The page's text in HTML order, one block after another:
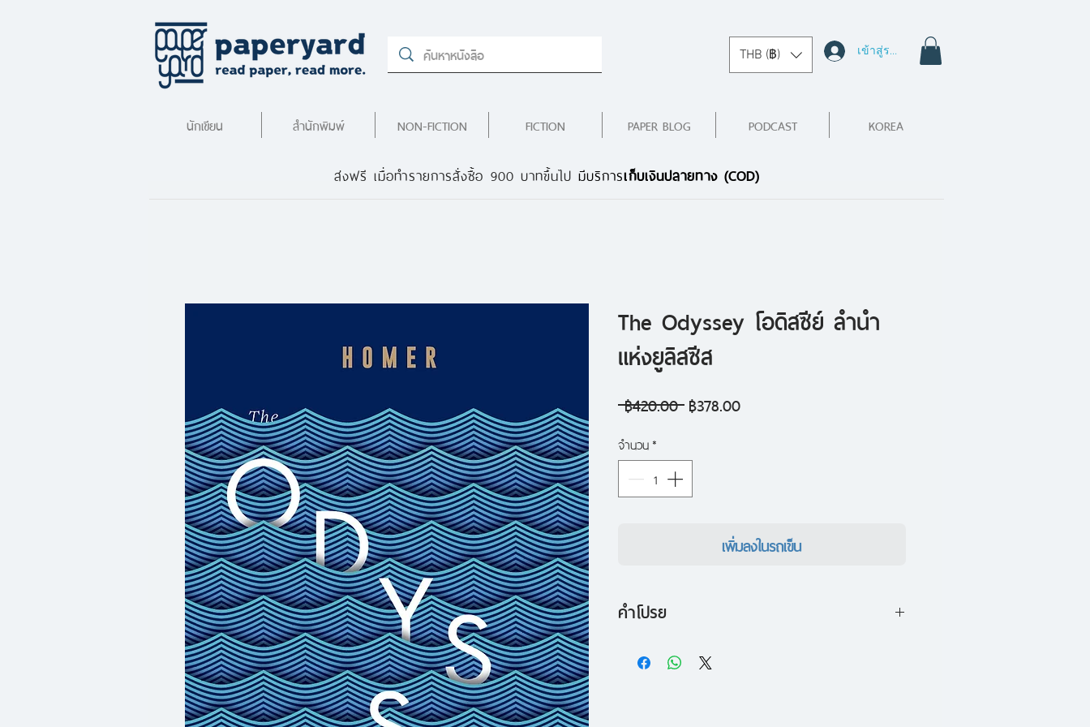
THB (฿) เข้าสู่ระบบ
นักเขียน สำนักพิมพ์ NON-FICTION FICTION PAPER BLOG PODCAST KOREA
The Odyssey โอดิสซีย์ ลำนำ
แห่งยูลิสซีส
฿420.00 ราคา
฿378.00ราคา
จำนวน*
เพิ่มลงในรถเข็น
คำโปรย
หลังสงครามกรุงทรอยสิ้นสุดลง ทุกคนต่างเดินทาง
ส่งฟรี เมื่อทำรายการสั่งซื้อ 900 บาทขึ้นไป มีบริการเก็บเงินปลายทาง (COD)